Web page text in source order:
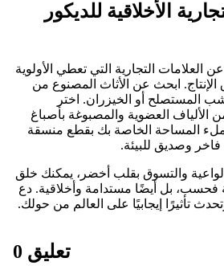
الأخلاقية للديكور
العلامات التجارية التي تعطي الأولوية
الإنتاج. ابحث عن الأثاث المصنوع من
المستصلح أو الخيزران. اختر
الألياف العضوية والمصبوغة بأصباغ
المساحة الخاصة بك بقطع منسقة
فاخر وصديق للبيئة.
والتسوق بقلب أخضر، يمكنك خلق
فحسب، بل أيضًا مستدامة وأخلاقية. دع
تأثيرًا إيجابيًا على العالم من حولك.
0 تعليق